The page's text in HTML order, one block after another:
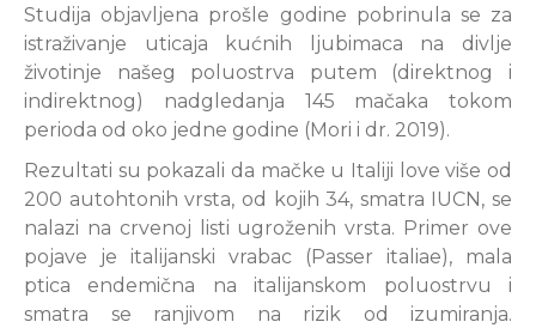
Studija objavljena prošle godine pobrinula se za
istraživanje uticaja kućnih ljubimaca na divlje
životinje našeg poluostrva putem (direktnog i
indirektnog) nadgledanja 145 mačaka tokom
perioda od oko jedne godine (Mori i dr. 2019).
Rezultati su pokazali da mačke u Italiji love više od
200 autohtonih vrsta, od kojih 34, smatra IUCN, se
nalazi na crvenoj listi ugroženih vrsta. Primer ove
pojave je italijanski vrabac (Passer italiae), mala
ptica endemična na italijanskom poluostrvu i
smatra se ranjivom na rizik od izumiranja.